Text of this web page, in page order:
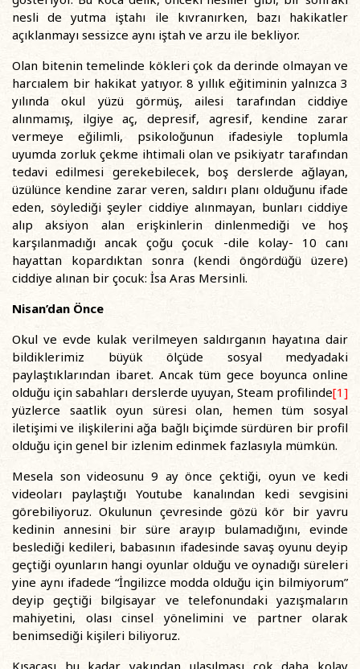
nesli de yutma iştahı ile kıvranırken, bazı hakikatler
açıklanmayı sessizce aynı iştah ve arzu ile bekliyor.
Olan bitenin temelinde kökleri çok da derinde olmayan ve
harcıalem bir hakikat yatıyor. 8 yıllık eğitiminin yalnızca 3
yılında okul yüzü görmüş, ailesi tarafından ciddiye
alınmamış, ilgiye aç, depresif, agresif, kendine zarar
vermeye eğilimli, psikoloğunun ifadesiyle toplumla
uyumda zorluk çekme ihtimali olan ve psikiyatr tarafından
tedavi edilmesi gerekebilecek, boş derslerde ağlayan,
üzülünce kendine zarar veren, saldırı planı olduğunu ifade
eden, söylediği şeyler ciddiye alınmayan, bunları ciddiye
alıp aksiyon alan erişkinlerin dinlenmediği ve hoş
karşılanmadığı ancak çoğu çocuk -dile kolay- 10 canı
hayattan kopardıktan sonra (kendi öngördüğü üzere)
ciddiye alınan bir çocuk: İsa Aras Mersinli.
Nisan’dan Önce
Okul ve evde kulak verilmeyen saldırganın hayatına dair
bildiklerimiz büyük ölçüde sosyal medyadaki
paylaştıklarından ibaret. Ancak tüm gece boyunca online
olduğu için sabahları derslerde uyuyan, Steam profilinde[1]
yüzlerce saatlik oyun süresi olan, hemen tüm sosyal
iletişimi ve ilişkilerini ağa bağlı biçimde sürdüren bir profil
olduğu için genel bir izlenim edinmek fazlasıyla mümkün.
Mesela son videosunu 9 ay önce çektiği, oyun ve kedi
videoları paylaştığı Youtube kanalından kedi sevgisini
görebiliyoruz. Okulunun çevresinde gözü kör bir yavru
kedinin annesini bir süre arayıp bulamadığını, evinde
beslediği kedileri, babasının ifadesinde savaş oyunu deyip
geçtiği oyunların hangi oyunlar olduğu ve oynadığı süreleri
yine aynı ifadede “İngilizce modda olduğu için bilmiyorum”
deyip geçtiği bilgisayar ve telefonundaki yazışmaların
mahiyetini, olası cinsel yönelimini ve partner olarak
benimsediği kişileri biliyoruz.